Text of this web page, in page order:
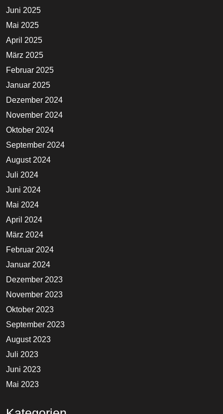
Juni 2025
Mai 2025
April 2025
März 2025
Februar 2025
Januar 2025
Dezember 2024
November 2024
Oktober 2024
September 2024
August 2024
Juli 2024
Juni 2024
Mai 2024
April 2024
März 2024
Februar 2024
Januar 2024
Dezember 2023
November 2023
Oktober 2023
September 2023
August 2023
Juli 2023
Juni 2023
Mai 2023